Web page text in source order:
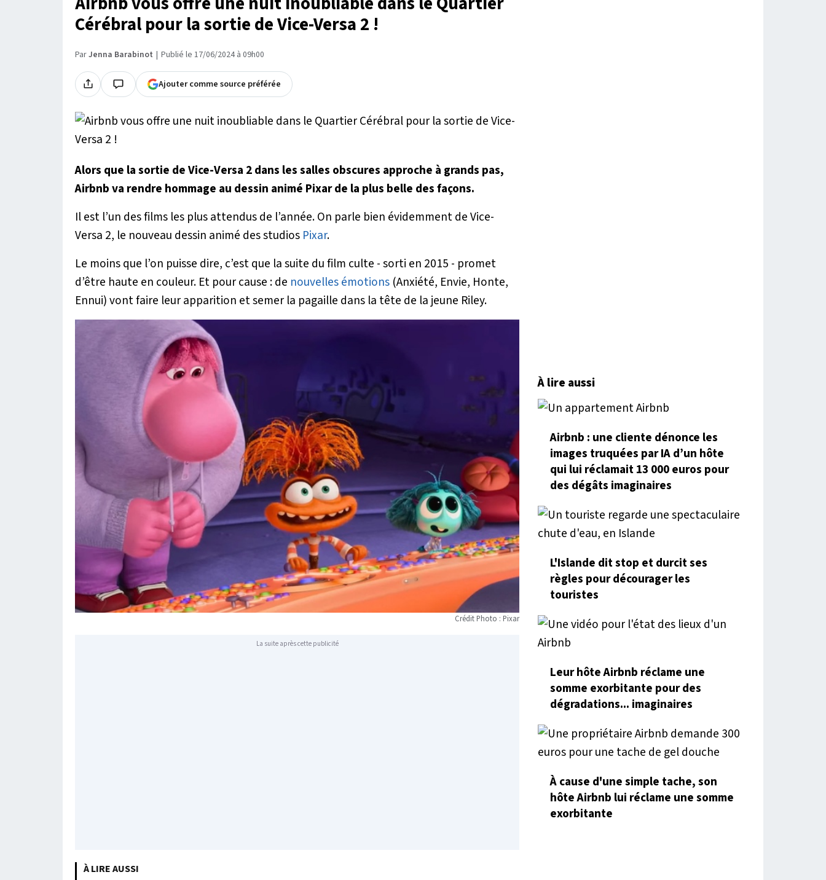
Cérébral pour la sortie de Vice-Versa 2 !
ParJenna Barabinot Publié le 17/06/2024 à 09h00
Ajouter comme source préférée
Alors que la sortie deVice-Versa 2dans les salles obscures approche à grands pas,
Airbnb va rendre hommage au dessin animé Pixar de la plus belle des façons.
Il est l’un des films les plus attendus de l’année. On parle bien évidemment deVice-
Versa 2, le nouveau dessin animé des studios Pixar.
Le moins que l’on puisse dire, c’est que la suite du film culte - sorti en 2015 - promet
d’être haute en couleur. Et pour cause : de nouvelles émotions (Anxiété, Envie, Honte,
Ennui) vont faire leur apparition et semer la pagaille dans la tête de la jeune Riley.
Crédit Photo : Pixar
La suite après cette publicité
À LIRE AUSSI
À lire aussi
Airbnb : une cliente dénonce les
images truquées par IA d’un hôte
qui lui réclamait 13 000 euros pour
des dégâts imaginaires
L'Islande dit stop et durcit ses
règles pour décourager les
touristes
Leur hôte Airbnb réclame une
somme exorbitante pour des
dégradations... imaginaires
À cause d'une simple tache, son
hôte Airbnb lui réclame une somme
exorbitante